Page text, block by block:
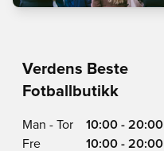
Verdens Beste
Fotballbutikk
Man - Tor
10:00 - 20:00
Fre
10:00 - 20:00